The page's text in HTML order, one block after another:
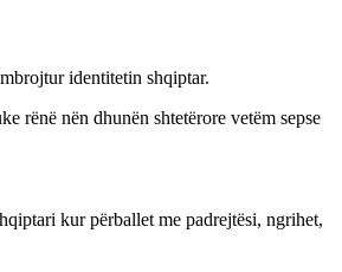
identitetin shqiptar.
rënë nën dhunën shtetërore vetëm sepse
kur përballet me padrejtësi, ngrihet,